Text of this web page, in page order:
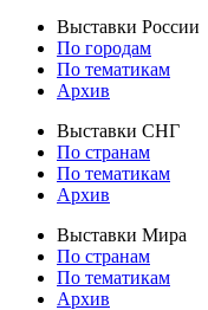
Выставки России
По городам
По тематикам
Архив
Выставки СНГ
По странам
По тематикам
Архив
Выставки Мира
По странам
По тематикам
Архив